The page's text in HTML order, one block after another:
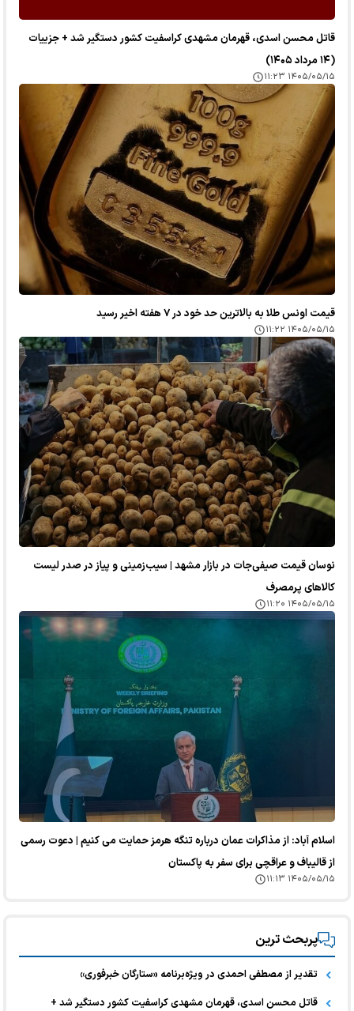
قاتل محسن اسدی، قهرمان مشهدی کراسفیت کشور دستگیر شد + جزییات
(۱۴ مرداد ۱۴۰۵)
۱۴۰۵/۰۵/۱۵ ۱۱:۲۳
قیمت اونس طلا به بالاترین حد خود در ۷ هفته اخیر رسید
۱۴۰۵/۰۵/۱۵ ۱۱:۲۲
نوسان قیمت صیفی‌جات در بازار مشهد | سیب‌زمینی و پیاز در صدر لیست
کالا‌های پرمصرف
۱۴۰۵/۰۵/۱۵ ۱۱:۲۰
اسلام آباد: از مذاکرات عمان درباره تنگه هرمز حمایت می کنیم | دعوت رسمی
از قالیباف و عراقچی برای سفر به پاکستان
۱۴۰۵/۰۵/۱۵ ۱۱:۱۳
پربحث ترین
تقدیر از مصطفی احمدی در ویژه‌برنامه «ستارگان خبرفوری»
قاتل محسن اسدی، قهرمان مشهدی کراسفیت کشور دستگیر شد +